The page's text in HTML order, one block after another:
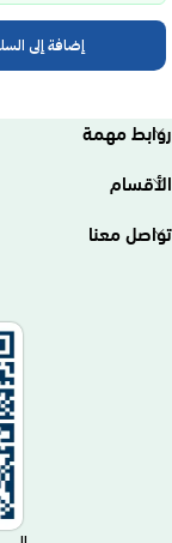
إضافة إلى
روابط مهمة
الأقسام
تواصل معنا